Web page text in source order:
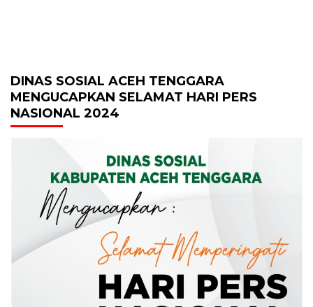
DINAS SOSIAL ACEH TENGGARA
MENGUCAPKAN SELAMAT HARI PERS
NASIONAL 2024